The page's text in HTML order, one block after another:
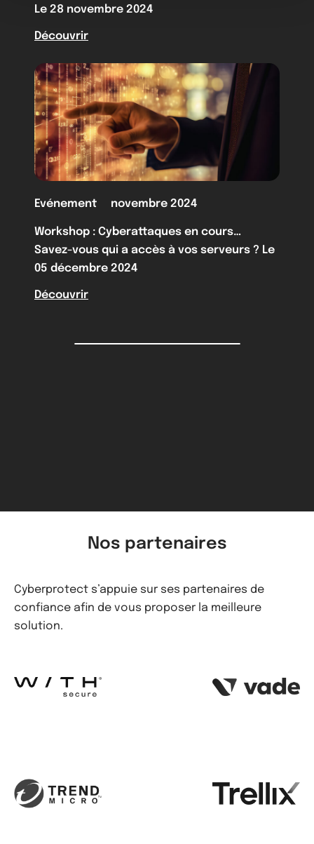
Le 28 novembre 2024
Découvrir
Evénement novembre 2024
Workshop : Cyberattaques en cours…
Savez-vous qui a accès à vos serveurs ? Le
05 décembre 2024
Découvrir
Nos partenaires
Cyberprotect s’appuie sur ses partenaires de
confiance afin de vous proposer la meilleure
solution.